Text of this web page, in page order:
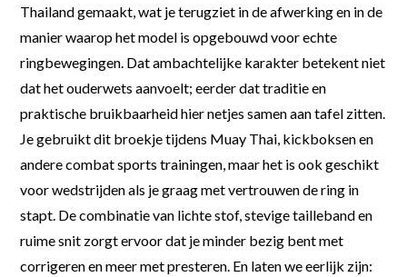
Thailand gemaakt, wat je terugziet in de afwerking en in de
manier waarop het model is opgebouwd voor echte
ringbewegingen. Dat ambachtelijke karakter betekent niet
dat het ouderwets aanvoelt; eerder dat traditie en
praktische bruikbaarheid hier netjes samen aan tafel zitten.
Je gebruikt dit broekje tijdens Muay Thai, kickboksen en
andere combat sports trainingen, maar het is ook geschikt
voor wedstrijden als je graag met vertrouwen de ring in
stapt. De combinatie van lichte stof, stevige tailleband en
ruime snit zorgt ervoor dat je minder bezig bent met
corrigeren en meer met presteren. En laten we eerlijk zijn: